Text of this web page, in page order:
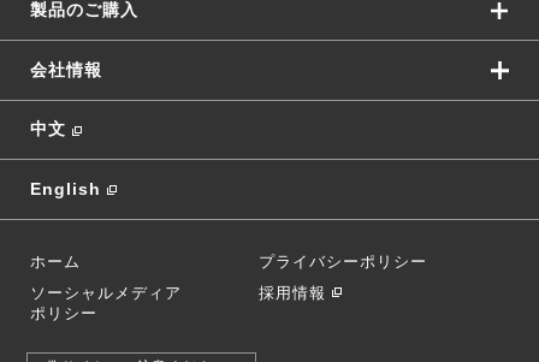
製品のご購入
会社情報
中文
English
ホーム
プライバシーポリシー
ソーシャルメディア
ポリシー
採用情報